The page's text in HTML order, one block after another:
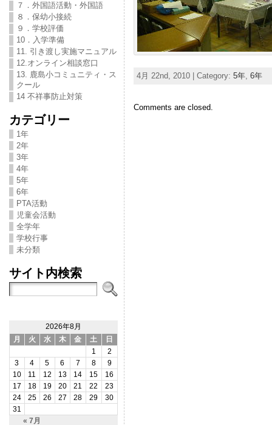
７．外国語活動・外国語
８．保幼小接続
９．学校評価
10．入学準備
11. 引き渡し実施マニュアル
12.オンライン相談窓口
13. 鹿島小コミュニティ・ス
クール
14 不祥事防止対策
カテゴリー
1年
2年
3年
4年
5年
6年
PTA活動
児童会活動
全学年
学校行事
未分類
サイト内検索
2026年8月
月
火 水 木 金 土 日
« 7月
1
2
3
4 5 6 7 8
9
10
11 12 13 14 15
16
17
18 19 20 21 22
23
24
25 26 27 28 29
30
31
4月 22nd, 2010 | Category: 5年, 6年
Comments are closed.